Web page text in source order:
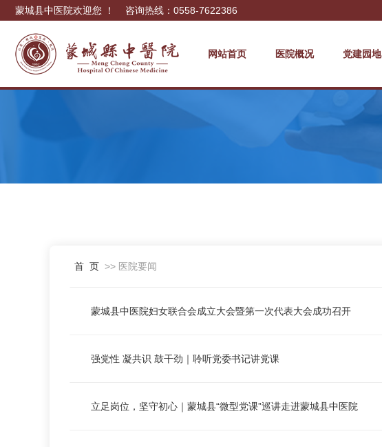
蒙城县中医院欢迎您 ！ 咨询热线：0558-7622386
网站首页 医院概况 党建园地
首 页 >> 医院要闻
蒙城县中医院妇女联合会成立大会暨第一次代表大会成功召开
强党性 凝共识 鼓干劲｜聆听党委书记讲党课
立足岗位，坚守初心｜蒙城县“微型党课”巡讲走进蒙城县中医院